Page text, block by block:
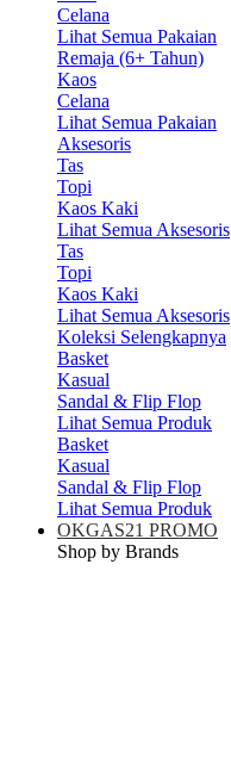
Celana
Lihat Semua Pakaian
Remaja (6+ Tahun)
Kaos
Celana
Lihat Semua Pakaian
Aksesoris
Tas
Topi
Kaos Kaki
Lihat Semua Aksesoris
Tas
Topi
Kaos Kaki
Lihat Semua Aksesoris
Koleksi Selengkapnya
Basket
Kasual
Sandal & Flip Flop
Lihat Semua Produk
Basket
Kasual
Sandal & Flip Flop
Lihat Semua Produk
OKGAS21 PROMO
Shop by Brands